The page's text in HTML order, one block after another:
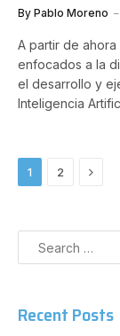
By Pablo Moreno
A partir de
enfocados a la
el desarrollo y
Inteligencia
1 2 Next
Recent Posts